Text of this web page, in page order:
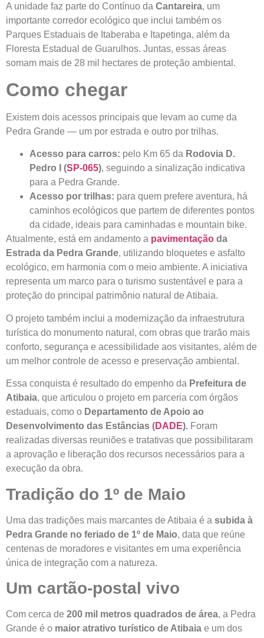
A unidade faz parte do Contínuo da Cantareira, um
importante corredor ecológico que inclui também os
Parques Estaduais de Itaberaba e Itapetinga, além da
Floresta Estadual de Guarulhos. Juntas, essas áreas
somam mais de 28 mil hectares de proteção ambiental.
Como chegar
Existem dois acessos principais que levam ao cume da
Pedra Grande — um por estrada e outro por trilhas.
Acesso para carros: pelo Km 65 da Rodovia D.
Pedro I (SP-065), seguindo a sinalização indicativa
para a Pedra Grande.
Acesso por trilhas: para quem prefere aventura, há
caminhos ecológicos que partem de diferentes pontos
da cidade, ideais para caminhadas e mountain bike.
Atualmente, está em andamento a pavimentação da
Estrada da Pedra Grande, utilizando bloquetes e asfalto
ecológico, em harmonia com o meio ambiente. A iniciativa
representa um marco para o turismo sustentável e para a
proteção do principal patrimônio natural de Atibaia.
O projeto também inclui a modernização da infraestrutura
turística do monumento natural, com obras que trarão mais
conforto, segurança e acessibilidade aos visitantes, além de
um melhor controle de acesso e preservação ambiental.
Essa conquista é resultado do empenho da Prefeitura de
Atibaia, que articulou o projeto em parceria com órgãos
estaduais, como o Departamento de Apoio ao
Desenvolvimento das Estâncias (DADE). Foram
realizadas diversas reuniões e tratativas que possibilitaram
a aprovação e liberação dos recursos necessários para a
execução da obra.
Tradição do 1º de Maio
Uma das tradições mais marcantes de Atibaia é a subida à
Pedra Grande no feriado de 1º de Maio, data que reúne
centenas de moradores e visitantes em uma experiência
única de integração com a natureza.
Um cartão-postal vivo
Com cerca de 200 mil metros quadrados de área, a Pedra
Grande é o maior atrativo turístico de Atibaia e um dos